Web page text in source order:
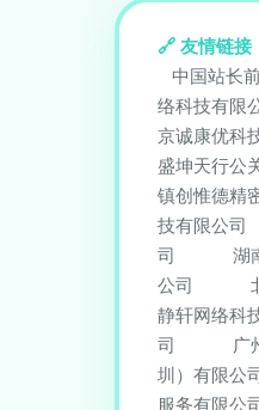
友情链接
中国站长
络科技有限
京诚康优科
盛坤天行公
镇创惟德精
技有限公司
司
湖
公司
静轩网络科
司
广
圳）有限公
服务有限公